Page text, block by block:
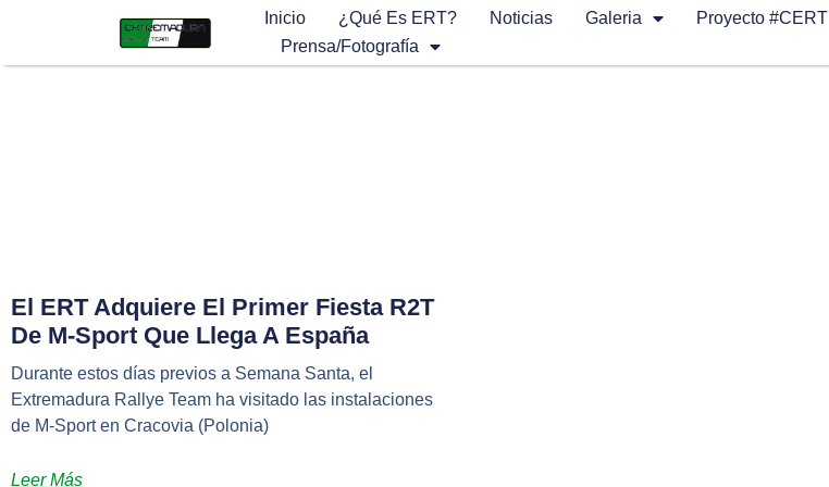
Inicio ¿Qué Es ERT? Noticias Galeria Proyecto #CERT
Prensa/Fotografía
El ERT Adquiere El Primer Fiesta R2T
De M-Sport Que Llega A España
Durante estos días previos a Semana Santa, el
Extremadura Rallye Team ha visitado las instalaciones
de M-Sport en Cracovia (Polonia)
Leer Más